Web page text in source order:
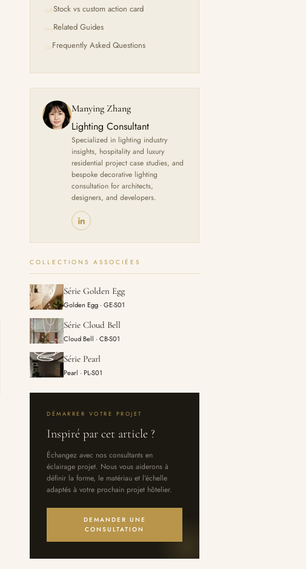
08Stock vs custom action card
09Related Guides
10Frequently Asked Questions
Manying Zhang
Lighting Consultant
Specialized in lighting industry
insights, hospitality and luxury
residential project case studies, and
bespoke decorative lighting
consultation for architects,
designers, and developers.
COLLECTIONS ASSOCIÉES
Série Golden Egg
Golden Egg · GE-S01
Série Cloud Bell
Cloud Bell · CB-S01
Série Pearl
Pearl · PL-S01
DÉMARRER VOTRE PROJET
Inspiré par cet article ?
Échangez avec nos consultants en
éclairage projet. Nous vous aiderons à
définir la forme, le matériau et l’échelle
adaptés à votre prochain projet hôtelier.
DEMANDER UNE
CONSULTATION